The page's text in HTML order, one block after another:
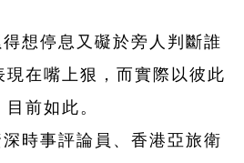
想停息又礙於旁人判斷誰
現在嘴上狠，而實際以彼此
前如此。
深時事評論員、香港亞旅衛